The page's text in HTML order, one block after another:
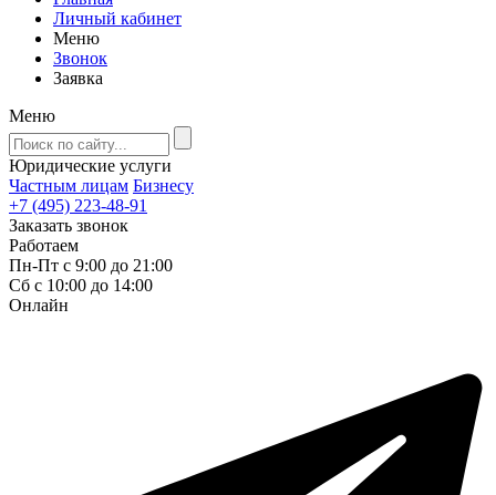
Личный кабинет
Меню
Звонок
Заявка
Меню
Юридические услуги
Частным лицам Бизнесу
+7 (495) 223-48-91
Заказать звонок
Работаем
Пн-Пт с 9:00 до 21:00
Сб с 10:00 до 14:00
Онлайн